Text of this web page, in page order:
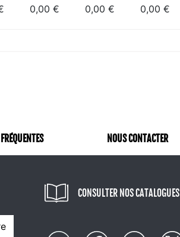
0,00 € 0,00 € 0,00 €
NOUS CONTACTER
CONSULTER NOS CATALOGUES